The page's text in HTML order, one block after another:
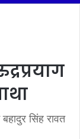
सिंह रावत